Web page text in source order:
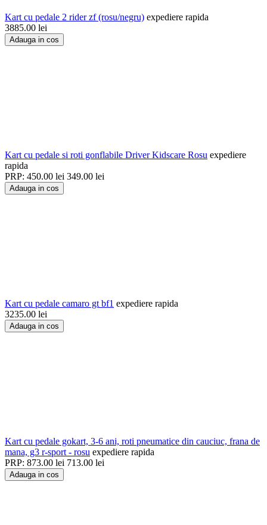
Kart cu pedale 2 rider zf (rosu/negru) expediere rapida
3885.00 lei
Adauga in cos
Kart cu pedale si roti gonflabile Driver Kidscare Rosu expediere
rapida
PRP: 450.00 lei 349.00 lei
Adauga in cos
Kart cu pedale camaro gt bf1 expediere rapida
3235.00 lei
Adauga in cos
Kart cu pedale gokart, 3-6 ani, roti pneumatice din cauciuc, frana de
mana, g3 r-sport - rosu expediere rapida
PRP: 873.00 lei 713.00 lei
Adauga in cos